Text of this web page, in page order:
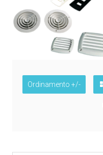
Ordinamento +/-